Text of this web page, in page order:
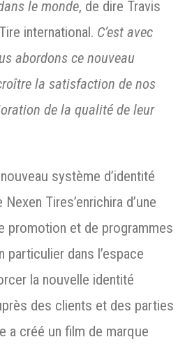
le monde, de dire Travis
international. C’est avec
abordons ce nouveau
la satisfaction de nos
de la qualité de leur
système d’identité
Tires’enrichira d’une
promotion et de programmes
particulier dans l’espace
la nouvelle identité
des clients et des parties
a créé un film de marque